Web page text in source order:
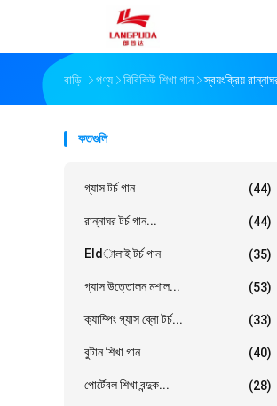
বাড়ি পণ্য বিবিকিউ শিখা গান স্বয়ংক্রিয়
কতগুলি
গ্যাস টর্চ গান (44)
রান্নাঘর টর্চ গান... (44)
Eldালাই টর্চ গান (35)
গ্যাস উত্তোলন মশাল... (53)
ক্যাম্পিং গ্যাস ব্লো টর্চ... (33)
বুটান শিখা গান (40)
পোর্টেবল শিখা বন্দুক... (28)